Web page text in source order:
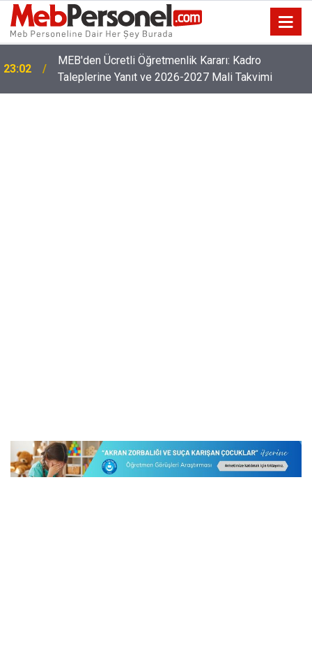
22:32
Öğretmenlerin Özür Grubu İller Arası Muhtemel İl
Emri Atama Tarihleri